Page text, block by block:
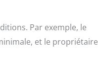
Par exemple, le
et le propriétaire